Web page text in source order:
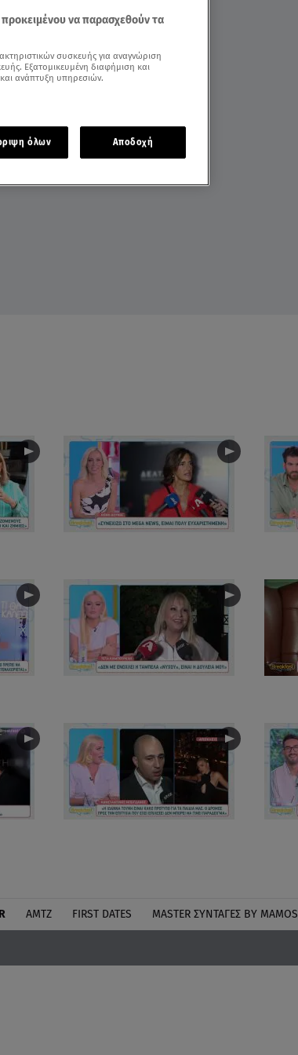
ΑΜΤΖ FIRST DATES MASTER ΣΥΝΤΑΓΈΣ BY MAMOS
προκειμένου να παρασχεθούν τα
συσκευής για αναγνώριση
Εξατομικευμένη διαφήμιση και
ανάπτυξη υπηρεσιών.
όλων Αποδοχή